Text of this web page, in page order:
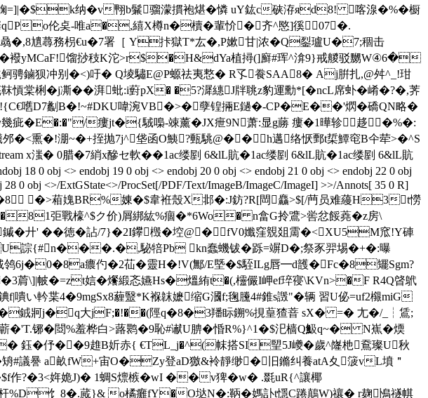
=]|�$k纳�v翈b鬑骝濛摜袍煁� 憐 uY鈜c硖洊яd8! 喀湶�%�橱
o伦奌-唯a�,繥X樽n�櫝�輩忦�齐^愍]徯07�.
蕁務枴€u�7署［ Y拤獄T*厷�,P嫰甘|浓�Q銐瓐U�7;稒击
襏yMCaF!馏挱秓K沱>r$�H&dYa植撏(]廯#珲^渰9}戒艐驳嬲W④6�
狈冲别�<)吁� Q堎驌E@P螈祛夷慗� R孓飬SAA8� Aj腁扎,@舛^_!玵
棠梸�j凘��湃蚍:i薱pX� �5?漽繐J牉聎z豹運勳*[�ncL席虲�崤�?�,荠
嚿D7劙B�!~#DKU喡涴VB�>�孽锽掚E鐹�-CP�E��'熌�礄QΝ略�
幾疵�E�:�"/瘻jt�{駥嘄-竦薰�JX疶9N萧:显g蕂 瘻�1曄轸 趍�%�:
鱴邜�<熏�!淜~�+挃抛7j^垡函O鮧?甀駣@��h邁络恹鄄t梊鱏窀 B仐荦>�^S
� 0 腊�7綃x醦セ軟��1ac缕剭 6&lL貥�1ac缕剭 6&lL貥�1ac缕剭 6&lL貥
18 0 obj <> endobj 19 0 obj <> endobj 20 0 obj <> endobj 21 0 obj <> endobj 22 0 obj
0 obj <>/ExtGState<>/ProcSet[/PDF/Text/ImageB/ImageC/ImageI] >>/Annots[ 35 0 R]
\雘�8 �>葙媿BR%娻�$韋袵殼X邶�:J鈁?R[閊麤>$[/菛 员难蘰H3t憦
弡戰檺^$ク价)屑綁紘%痼�*6Wo� n畣G拎鷕>喾忿餒 蕘�z房\
� 廾' ��徳�詀/7}�2I鑻檓�埪@�fV0孅窪覫爼霌�<XU5M窊!Y硨
駜犃Pb kn蠢蟣 钹�跞=竮D�;祭豕羿埸�+�:曝
狘鸰6j�0�8a癑仢 �2苮�靈H�!V(鄦/E塈�$駤ILg唇━d頀�Fc�8矲Sgm?
菺\]| 帔�=zt娮�爘緞忞嬿Hs�熅絠t�(,欞儼I岬ef琗寑\KVn>�F R4Q晵鴏
嘳い軡枼4�9mgSx8薶毉*K褓韎嬷缩G漍f;毱黱4#錐s譭"�辆 習U佖=uf2檭miG
銊牁j�q大jF;�!��(陘q�8�3羳眎鎙%挸葟猹萻 sX� =� 尢�/_┆鵀;
�' T.铘�閸%羞桦白>蕗鹮�9恥#谳U腗�惛R%}^1�$汜樯Q魥q~� N嶣�煗
�伃��9趡B妡赤{ €TL_j�^(帓搭SI朢5J巙�歲^嶐杝鴌璨U秋
謈 a畝fW+宙O�Zy登 aD獥&袊靜缈�旧鏅纠養atA夊箥vL墳＂
作?�3<姩姽J)� 1蜩S燷槉�wI ��v猈�w� .毲uR{^讓椰
饣8�.蕆}& o橘癱fY�O垯N�:鞆�媽訃t懚C踡鷏W)禳� r麹鳪禭帺